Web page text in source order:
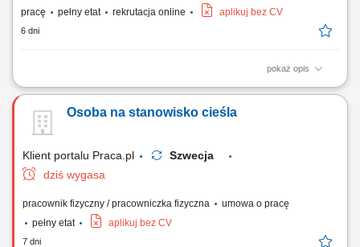
pracę
pełny etat rekrutacja online aplikuj bez CV
6 dni
pokaż opis
Kompleksowe zarządzanie procesami budowlanymi zgodnie z
projektów technicznych oraz bieżąca kontrola jakości i tempa realizacji
prac. Tworzenie planów operacyjnych na bazie harmonogramu
Osoba na stanowisko cieśla
Klient portalu Praca.pl
Szwecja
dziś wygasa
pracownik fizyczny / pracowniczka fizyczna
umowa o pracę
pełny etat
aplikuj bez CV
7 dni